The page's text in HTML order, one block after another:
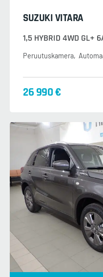
SUZUKI VITARA
1,5 HYBRID 4WD GL+
Peruutuskamera
26 990 €